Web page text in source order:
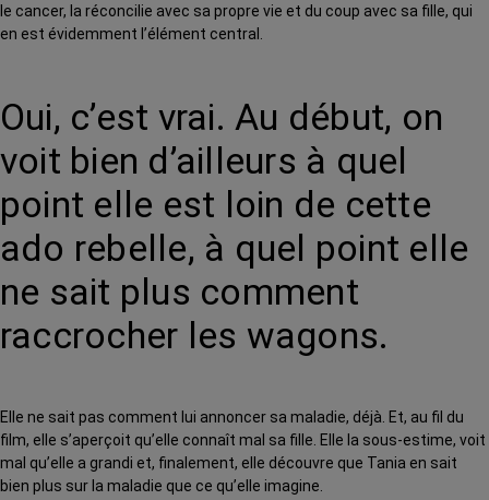
le cancer, la réconcilie avec sa propre vie et du coup avec sa fille, qui
en est évidemment l’élément central.
Oui, c’est vrai. Au début, on
voit bien d’ailleurs à quel
point elle est loin de cette
ado rebelle, à quel point elle
ne sait plus comment
raccrocher les wagons.
Elle ne sait pas comment lui annoncer sa maladie, déjà. Et, au fil du
film, elle s’aperçoit qu’elle connaît mal sa fille. Elle la sous-estime, voit
mal qu’elle a grandi et, finalement, elle découvre que Tania en sait
bien plus sur la maladie que ce qu’elle imagine.